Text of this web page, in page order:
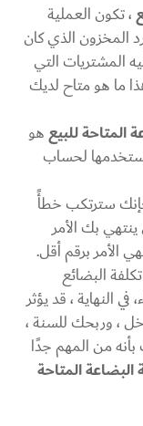
، تكون العملية
المخزون الذي كان
المشتريات التي
ما هو متاح لديك
المتاحة للبيعهو
تستخدمها لحساب
سترتكب خطأً
بك الأمر
الأمر برقم أقل.
البضائع
النهاية ، قد يؤثر
، وربحك للسنة ،
من المهم جدًا
البضاعة المتاحة